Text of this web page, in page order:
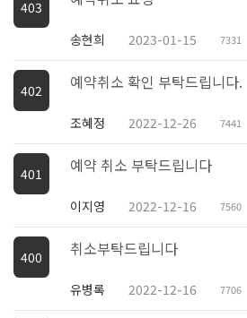
403
송현희 2023-01-15 7331
402 예약취소 확인 부탁드립니다.
조혜정 2022-12-26 7441
401 예약 취소 부탁드립니다
이지영 2022-12-16 7560
400 취소부탁드립니다
유병록 2022-12-16 7706